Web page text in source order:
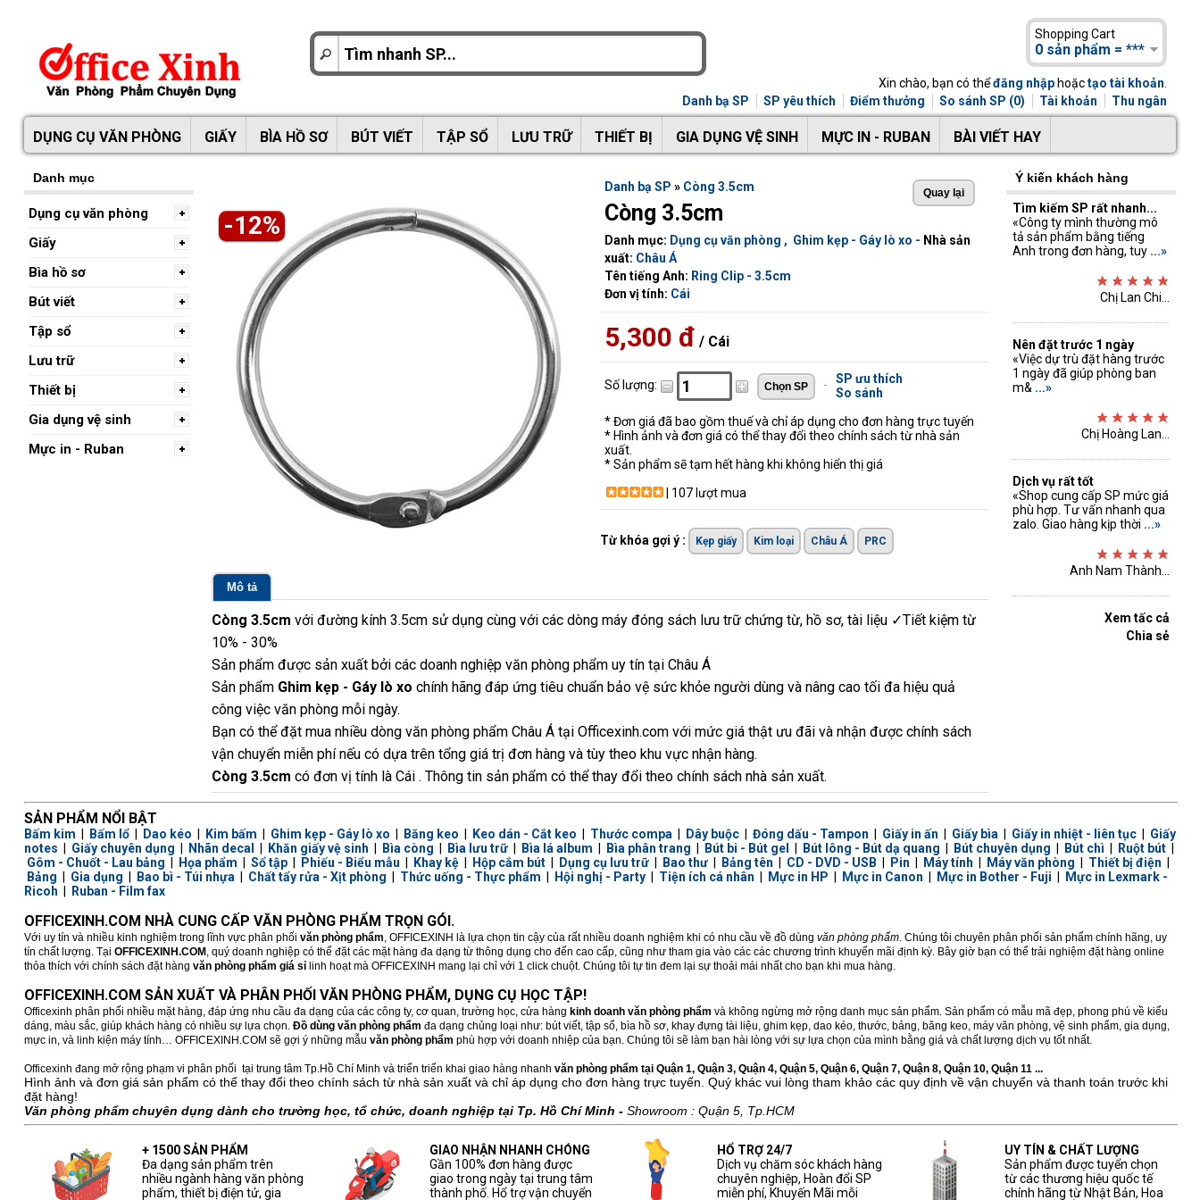
Shopping Cart
0 sản phẩm = ***
Xin chào, bạn có thểđăng nhập hoặctạo tài khoản
Danh bạ SP
SP yêu thích Điểm thưởng So sánh SP (0) Tài khoản Thu ngân
DỤNG CỤ VĂN PHÒNG GIẤY BÌA HỒ SƠ BÚT VIẾT TẬP SỔ LƯU TRỮ THIẾT BỊ GIA DỤNG VỆ SINH MỰC IN - RUBAN BÀI VIẾT HAY
Danh mục
Dụng cụ văn phòng
Giấy
Bìa hồ sơ
Bút viết
Tập sổ
Lưu trữ
Thiết bị
Gia dụng vệ sinh
Mực in - Ruban
Ý kiến khách hàng
Tìm kiếm SP rất nhanh...
«Công ty mình thường mô
tả sản phẩm bằng tiếng
Anh trong đơn hàng, tuy ...»
Chị Lan Chi...
Nên đặt trước 1 ngày
«Việc dự trù đặt hàng trước
1 ngày đã giúp phòng ban
m& ...»
Chị Hoàng Lan...
Dịch vụ rất tốt
«Shop cung cấp SP mức giá
phù hợp. Tư vấn nhanh qua
zalo. Giao hàng kịp thời ...»
Anh Nam Thành...
Xem tấc cả
Chia sẻ
-12%
Danh bạ SP » Còng 3.5cm
Còng 3.5cm
Danh mục: Dụng cụ văn phòng , Ghim kẹp - Gáy lò xo - Nhà sản
xuất: Châu Á
Tên tiếng Anh: Ring Clip - 3.5cm
Đơn vị tính: Cái
5,300 đ / Cái
Số lượng: - SP ưu thích
So sánh
* Đơn giá đã bao gồm thuế và chỉ áp dụng cho đơn hàng trực tuyến
* Hình ảnh và đơn giá có thể thay đổi theo chính sách từ nhà sản
xuất.
* Sản phẩm sẽ tạm hết hàng khi không hiển thị giá
| 107 lượt mua
Từ khóa gợi ý : Kẹp giấy Kim loại Châu Á PRC
Mô tả
Còng 3.5cm với đường kính 3.5cm sử dụng cùng với các dòng máy đóng sách lưu trữ chứng từ, hồ sơ, tài liệu ✓Tiết kiệm từ
10% - 30%
Sản phẩm được sản xuất bởi các doanh nghiệp văn phòng phẩm uy tín tại Châu Á
Sản phẩm Ghim kẹp - Gáy lò xo chính hãng đáp ứng tiêu chuẩn bảo vệ sức khỏe người dùng và nâng cao tối đa hiệu quả
công việc văn phòng mỗi ngày.
Bạn có thể đặt mua nhiều dòng văn phòng phẩm Châu Á tại Officexinh.com với mức giá thật ưu đãi và nhận được chính sách
vận chuyển miễn phí nếu có dựa trên tổng giá trị đơn hàng và tùy theo khu vực nhận hàng.
Còng 3.5cm có đơn vị tính là Cái . Thông tin sản phẩm có thể thay đổi theo chính sách nhà sản xuất.
SẢN PHẨM NỔI BẬT
Bấm kim Bấm lổ| Dao kéo Kim bấm Ghim kẹp - Gáy lò xo Băng keo Keo dán - Cắt keo Thước compa Dây buộc| Đóng dấu - Tampon Giấy in ấn Giấy bìa Giấy in nhiệt - liên tục| Giấy
notes
Giấy chuyên dụng Nhãn decal Khăn giấy vệ sinh Bìa còng Bìa lưu trữ| Bìa lá album Bìa phân trang Bút bi - Bút gel Bút lông - Bút dạ quang Bút chuyên dụng Bút chì Ruột bút|
Gôm - Chuốt - Lau bảng
Họa phẩm Sổ tập| Phiếu - Biểu mẫu Khay kệ| Hộp cắm bút| Dụng cụ lưu trữ| Bao thư| Bảng tên CD - DVD - USB Pin Máy tính Máy văn phòng Thiết bị điện
Bảng
Gia dụng Bao bì - Túi nhựa Chất tẩy rửa - Xịt phòng Thức uống - Thực phẩm Hội nghị - Party| Tiện ích cá nhân Mực in HP Mực in Canon Mực in Bother - Fuji
Mực in Lexmark -
Ricoh
Ruban - Film fax
OFFICEXINH.COM NHÀ CUNG CẤP VĂN PHÒNG PHẨM TRỌN GÓI.
Với uy tín và nhiều kinh nghiệm trong lĩnh vực phân phối văn phòng phẩm, OFFICEXINH là lựa chọn tin cậy của rất nhiều doanh nghiệm khi có nhu cầu về đồ dùng văn phòng phẩm. Chúng tôi chuyên phân phối sản phẩm chính hãng, uy
tín chất lượng. Tại OFFICEXINH.COM , quý doanh nghiệp có thể đặt các mặt hàng đa dạng từ thông dụng cho đến cao cấp, cũng như tham gia vào các các chương trình khuyến mãi định kỳ. Bây giờ bạn có thể trải nghiệm đặt hàng online
thỏa thích với chính sách đặt hàng văn phòng phẩm giá sỉlinh hoạt mà OFFICEXINH mang lại chỉ với 1 click chuột. Chúng tôi tự tin đem lại sự thoải mái nhất cho bạn khi mua hàng.
OFFICEXINH.COM SẢN XUẤT VÀ PHÂN PHỐI VĂN PHÒNG PHẨM, DỤNG CỤ HỌC TẬP!
Officexinh phân phối nhiều mặt hàng, đáp ứng nhu cầu đa dạng của các công ty, cơ quan, trường học, cửa hàng kinh doanh văn phòng phẩm và không ngừng mở rộng danh mục sản phẩm. Sản phẩm có mẫu mã đẹp, phong phú về kiểu
dáng, màu sắc, giúp khách hàng có nhiều sự lựa chọn. Đồ dùng văn phòng phẩm đa dạng chủng loại như: bút viết, tập sổ, bìa hồ sơ, khay đựng tài liệu, ghim kẹp, dao kéo, thước, bảng, băng keo, máy văn phòng, vệ sinh phẩm, gia dụng,
mực in, và linh kiện máy tính… OFFICEXINH.COM sẽ gợi ý những mẫu văn phòng phẩm phù hợp với doanh nhiệp của bạn. Chúng tôi sẽ làm bạn hài lòng với sự lựa chọn của mình bằng giá và chất lượng dịch vụ tốt nhất.
Officexinh đang mở rộng phạm vi phân phối tại trung tâm Tp.Hồ Chí Minh và triển triển khai giao hàng nhanh văn phòng phẩm tại Quận 1, Quận 3, Quận 4, Quận 5, Quận 6, Quận 7, Quận 8, Quận 10, Quận 11 ...
Hình ảnh và đơn giá sản phẩm có thể thay đổi theo chính sách từ nhà sản xuất và chỉ áp dụng cho đơn hàng trực tuyến. Quý khác vui lòng tham khảo các quy định về vận chuyển và thanh toán trước khi
đặt hàng!
Văn phòng phẩm chuyên dụng dành cho trường học, tổ chức, doanh nghiệp tại Tp. Hồ Chí Minh - Showroom : Quận 5, Tp.HCM
+ 1500 SẢN PHẨM
Đa dạng sản phẩm trên
nhiều ngành hàng văn phòng
phẩm, thiết bị điện tử, gia
GIAO NHẬN NHANH CHÓNG
Gần 100% đơn hàng được
giao trong ngày tại trung tâm
thành phố. Hổ trợ vận chuyển
HỔ TRỢ 24/7
Dịch vụ chăm sóc khách hàng
chuyên nghiệp, Hoàn đổi SP
miễn phí, Khuyến Mãi mỗi
UY TÍN & CHẤT LƯỢNG
Sản phẩm được tuyển chọn
từ các thương hiệu quốc tế
chính hãng từ Nhật Bản, Hoa